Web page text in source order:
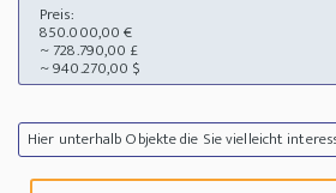
Preis:
850.000,00 €
~ 728.790,00 £
~ 940.270,00 $
Hier unterhalb Objekte die Sie vielleicht